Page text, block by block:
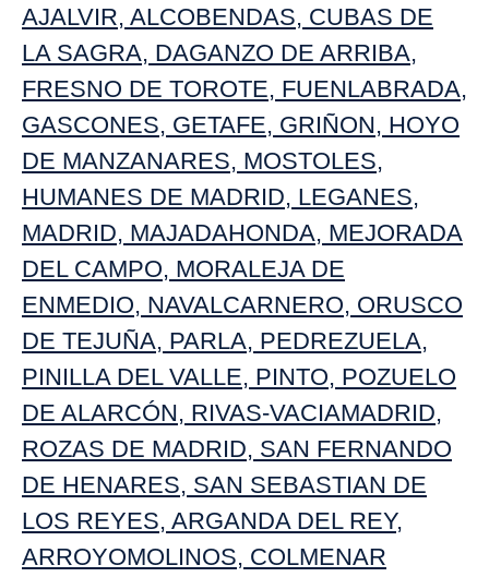
AJALVIR, ALCOBENDAS, CUBAS DE
LA SAGRA, DAGANZO DE ARRIBA,
FRESNO DE TOROTE, FUENLABRADA,
GASCONES, GETAFE, GRIÑON, HOYO
DE MANZANARES, MOSTOLES,
HUMANES DE MADRID, LEGANES,
MADRID, MAJADAHONDA, MEJORADA
DEL CAMPO, MORALEJA DE
ENMEDIO, NAVALCARNERO, ORUSCO
DE TEJUÑA, PARLA, PEDREZUELA,
PINILLA DEL VALLE, PINTO, POZUELO
DE ALARCÓN, RIVAS-VACIAMADRID,
ROZAS DE MADRID, SAN FERNANDO
DE HENARES, SAN SEBASTIAN DE
LOS REYES, ARGANDA DEL REY,
ARROYOMOLINOS, COLMENAR